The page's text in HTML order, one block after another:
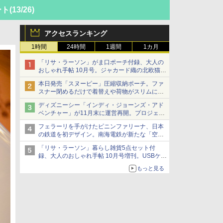
(13/26)
アクセスランキング
1時間 24時間 1週間 1カ月
「リサ・ラーソン」がま口ポーチ付録、大人の
おしゃれ手帖 10月号。ジャカード織の北欧猫デ
ザイン
本日発売「スヌーピー」圧縮収納ポーチ。ファ
スナー閉めるだけで着替えや荷物がスリムにま
とまる
ディズニーシー「インディ・ジョーンズ・アド
ベンチャー」が11月末に運営再開。プロジェク
ションマッピングを追加、DPAは1500円
フェラーリを手がけたピニンファリーナ、日本
の鉄道を初デザイン。南海電鉄が新たな「空港
特急」をなにわ筋線へ導入
「リサ・ラーソン」暮らし雑貨5点セット付
録、大人のおしゃれ手帖 10月号増刊。USBケー
もっと見る